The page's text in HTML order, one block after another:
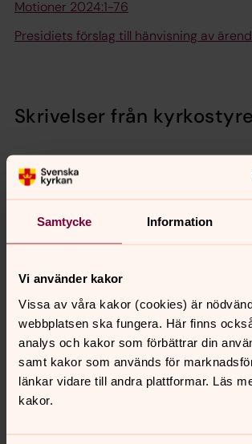
Samtycke Information
Vi använder kakor
Vissa av våra kakor (cookies) är
webbplatsen ska fungera. Här finns
analys och kakor som förbättrar din
samt kakor som används för
länkar vidare till andra plattformar. Läs
kakor.
Motioner 2024:1-76
Presidiets förslag till hänvisning av
Skrivelser från
Bilaga till Kyrkostyrelsens
Lutherska Världsförbundets skrift
rummet
Betänkanden
Gudstjänstutskottet 2024:1-6
Organisationsutskottet 2024:1-4
Tillsyns- och uppdragsutskottet 2024:1-4